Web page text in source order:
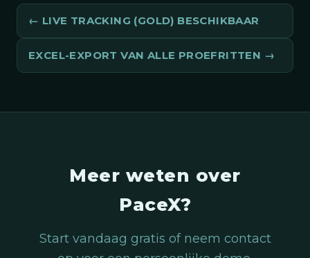
LIVE TRACKING (GOLD) BESCHIKBAAR
EXCEL-EXPORT VAN ALLE PROEFRITTEN
Meer weten over
PaceX?
Start vandaag gratis of neem contact